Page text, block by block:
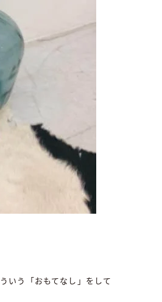
いう「おもてなし」をして